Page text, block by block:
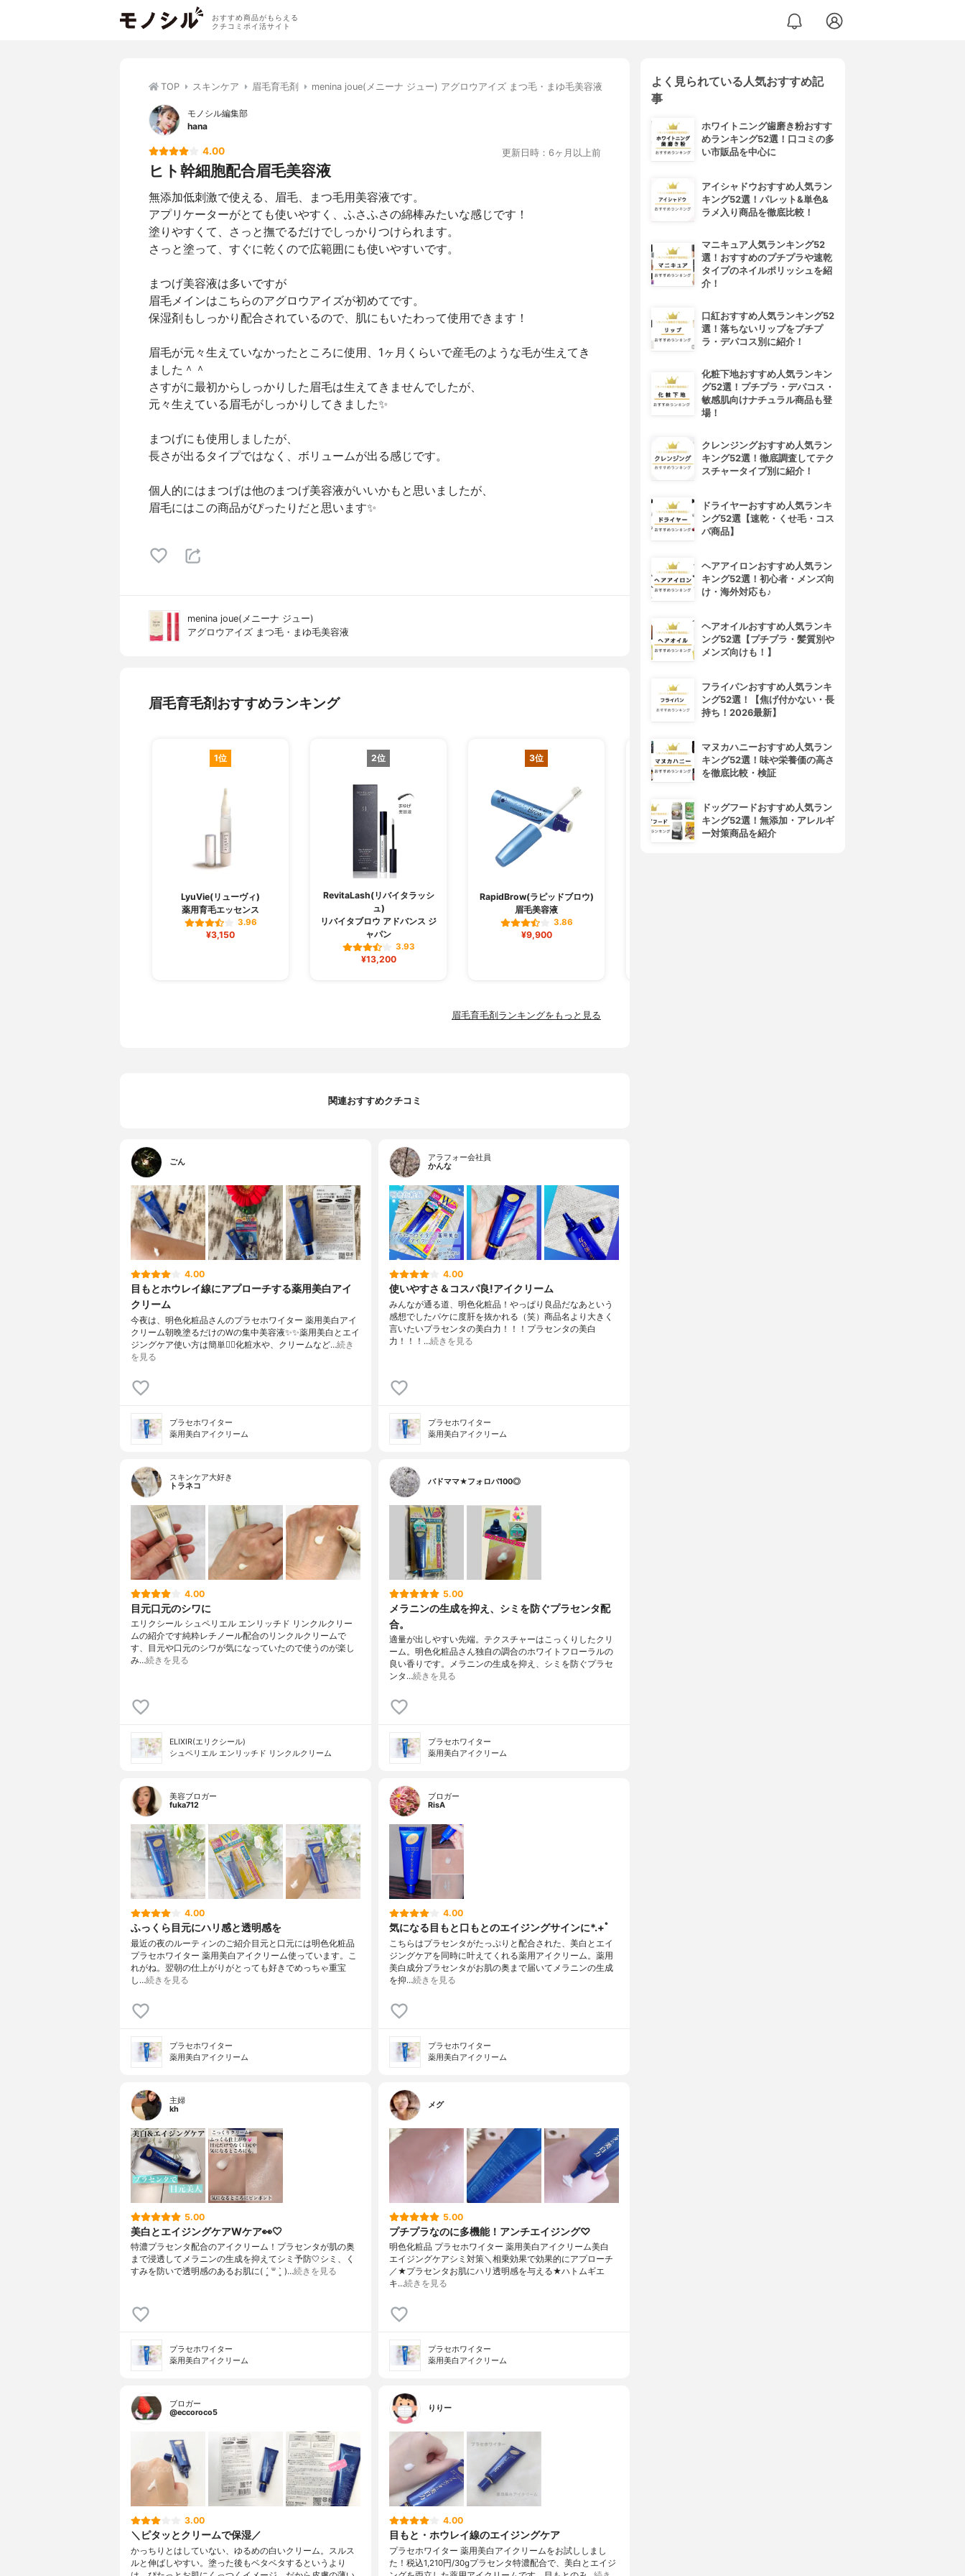
おすすめ商品がもらえる
クチコミポイ活サイト
TOP スキンケア 眉毛育毛剤 menina joue(メニーナ ジュー) アグロウアイズ まつ毛・まゆ毛美容液
モノシル編集部
hana
4.00 更新日時：6ヶ月以上前
ヒト幹細胞配合眉毛美容液
無添加低刺激で使える、眉毛、まつ毛用美容液です。
アプリケーターがとても使いやすく、ふさふさの綿棒みたいな感じです！
塗りやすくて、さっと撫でるだけでしっかりつけられます。
さっと塗って、すぐに乾くので広範囲にも使いやすいです。
まつげ美容液は多いですが
眉毛メインはこちらのアグロウアイズが初めてです。
保湿剤もしっかり配合されているので、肌にもいたわって使用できます！
眉毛が元々生えていなかったところに使用、1ヶ月くらいで産毛のような毛が生えてき
ました＾＾
さすがに最初からしっかりした眉毛は生えてきませんでしたが、
元々生えている眉毛がしっかりしてきました✨
まつげにも使用しましたが、
長さが出るタイプではなく、ボリュームが出る感じです。
個人的にはまつげは他のまつげ美容液がいいかもと思いましたが、
眉毛にはこの商品がぴったりだと思います✨
menina joue(メニーナ ジュー)
アグロウアイズ まつ毛・まゆ毛美容液
眉毛育毛剤おすすめランキング
1位
LyuVie(リューヴィ)
薬用育毛エッセンス
3.96
¥3,150
2位
RevitaLash(リバイタラッシ
ュ)
リバイタブロウ アドバンス ジ
ャパン
3.93
¥13,200
3位
RapidBrow(ラピッドブロウ)
眉毛美容液
3.86
¥9,900
4位
眉毛育毛剤ランキングをもっと見る
関連おすすめクチコミ
ごん
4.00
目もとホウレイ線にアプローチする薬用美白アイ
クリーム
今夜は、明色化粧品さんのプラセホワイター 薬用美白アイ
クリーム朝晩塗るだけのWの集中美容液✨✨薬用美白とエイ
ジングケア使い方は簡単🙆‍♀️化粧水や、クリームなど…続き
を見る
プラセホワイター
薬用美白アイクリーム
アラフォー会社員
かんな
4.00
使いやすさ＆コスパ良!アイクリーム
みんなが通る道、明色化粧品！やっぱり良品だなあという
感想でしたパケに度肝を抜かれる（笑）商品名より大きく
言いたいプラセンタの美白力！！！プラセンタの美白
力！！！…続きを見る
プラセホワイター
薬用美白アイクリーム
スキンケア大好き
トラネコ
4.00
目元口元のシワに
エリクシール シュペリエル エンリッチド リンクルクリー
ムの紹介です純粋レチノール配合のリンクルクリームで
す、目元や口元のシワが気になっていたので使うのが楽し
み…続きを見る
ELIXIR(エリクシール)
シュペリエル エンリッチド リンクルクリーム
バドママ★フォロバ100◎
5.00
メラニンの生成を抑え、シミを防ぐプラセンタ配
合。
適量が出しやすい先端。テクスチャーはこっくりしたクリ
ーム。明色化粧品さん独自の調合のホワイトフローラルの
良い香りです。メラニンの生成を抑え、シミを防ぐプラセ
ンタ…続きを見る
プラセホワイター
薬用美白アイクリーム
美容ブロガー
fuka712
4.00
ふっくら目元にハリ感と透明感を
最近の夜のルーティンのご紹介目元と口元には明色化粧品
プラセホワイター 薬用美白アイクリーム使っています。こ
れがね。翌朝の仕上がりがとっても好きでめっちゃ重宝
し…続きを見る
プラセホワイター
薬用美白アイクリーム
ブロガー
RisA
4.00
気になる目もと口もとのエイジングサインに*.+ﾟ
こちらはプラセンタがたっぷりと配合された、美白とエイ
ジングケアを同時に叶えてくれる薬用アイクリーム。薬用
美白成分プラセンタがお肌の奥まで届いてメラニンの生成
を抑…続きを見る
プラセホワイター
薬用美白アイクリーム
主婦
kh
5.00
美白とエイジングケアWケア👀🤍
特濃プラセンタ配合のアイクリーム！プラセンタが肌の奥
まで浸透してメラニンの生成を抑えてシミ予防🤍シミ、く
すみを防いで透明感のあるお肌に( ´͈ ᐜ `͈ )…続きを見る
プラセホワイター
薬用美白アイクリーム
メグ
5.00
プチプラなのに多機能！アンチエイジング♡
明色化粧品 プラセホワイター 薬用美白アイクリーム美白
エイジングケアシミ対策＼相乗効果で効果的にアプローチ
／★プラセンタお肌にハリ透明感を与える★ハトムギエ
キ…続きを見る
プラセホワイター
薬用美白アイクリーム
ブロガー
@eccoroco5
3.00
＼ピタッとクリームで保湿／
かっちりとはしていない、ゆるめの白いクリーム。スルス
ルと伸ばしやすい。塗った後もベタベタするというより
りりー
4.00
目もと・ホウレイ線のエイジングケア
プラセホワイター 薬用美白アイクリームをお試ししまし
た！税込1,210円/30gプラセンタ特濃配合で、美白とエイジ
よく見られている人気おすすめ記
事
ホワイトニング歯磨き粉おすす
めランキング52選！口コミの多
い市販品を中心に
アイシャドウおすすめ人気ラン
キング52選！パレット&単色&
ラメ入り商品を徹底比較！
マニキュア人気ランキング52
選！おすすめのプチプラや速乾
タイプのネイルポリッシュを紹
介！
口紅おすすめ人気ランキング52
選！落ちないリップをプチプ
ラ・デパコス別に紹介！
化粧下地おすすめ人気ランキン
グ52選！プチプラ・デパコス・
敏感肌向けナチュラル商品も登
場！
クレンジングおすすめ人気ラン
キング52選！徹底調査してテク
スチャータイプ別に紹介！
ドライヤーおすすめ人気ランキ
ング52選【速乾・くせ毛・コス
パ商品】
ヘアアイロンおすすめ人気ラン
キング52選！初心者・メンズ向
け・海外対応も♪
ヘアオイルおすすめ人気ランキ
ング52選【プチプラ・髪質別や
メンズ向けも！】
フライパンおすすめ人気ランキ
ング52選！【焦げ付かない・長
持ち！2026最新】
マヌカハニーおすすめ人気ラン
キング52選！味や栄養価の高さ
を徹底比較・検証
ドッグフードおすすめ人気ラン
キング52選！無添加・アレルギ
ー対策商品を紹介